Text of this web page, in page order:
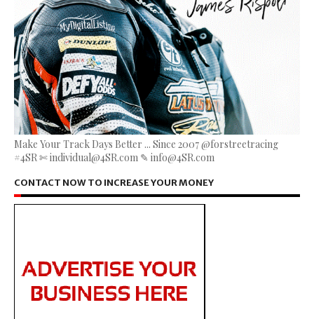
Make Your Track Days Better ... Since 2007 @forstreetracing
#4SR ✄ individual@4SR.com ✎ info@4SR.com
CONTACT NOW TO INCREASE YOUR MONEY